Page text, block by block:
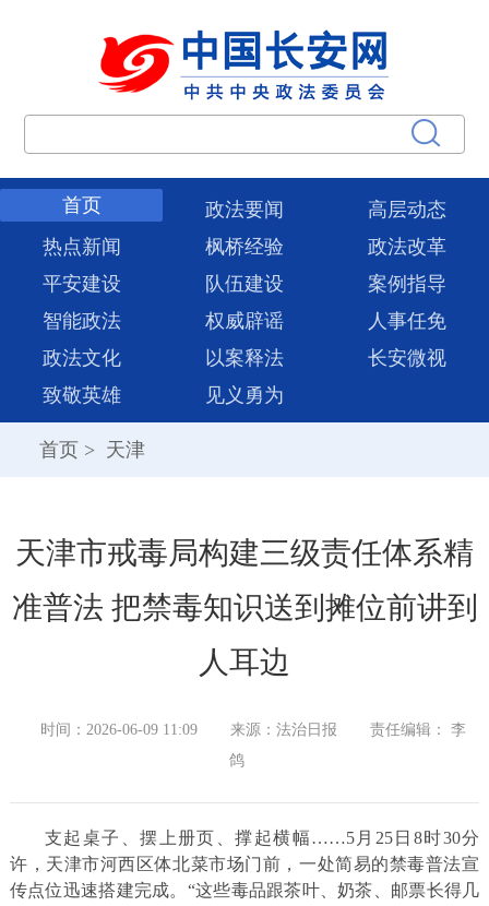
首页 政法要闻
高层动态
热点新闻
枫桥经验
政法改革
平安建设
队伍建设
案例指导
智能政法
权威辟谣
人事任免
政法文化
以案释法
长安微视
致敬英雄
见义勇为
首页 > 天津
天津市戒毒局构建三级责任体系精
准普法 把禁毒知识送到摊位前讲到
人耳边
时间：2026-06-09 11:09 来源：法治日报
责任编辑： 李
鸽
支起桌子、摆上册页、撑起横幅……5月25日8时30分
许，天津市河西区体北菜市场门前，一处简易的禁毒普法宣
传点位迅速搭建完成。“这些毒品跟茶叶、奶茶、邮票长得几